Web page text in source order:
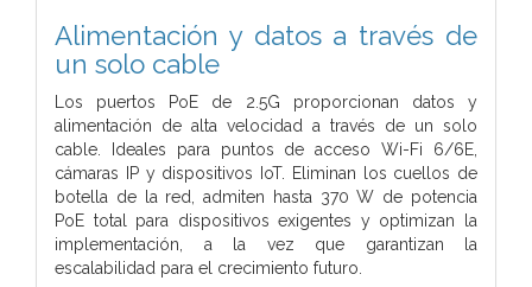
Alimentación y datos a través de
un solo cable
Los puertos PoE de 2.5G proporcionan datos y
alimentación de alta velocidad a través de un solo
cable. Ideales para puntos de acceso Wi-Fi 6/6E,
cámaras IP y dispositivos IoT. Eliminan los cuellos de
botella de la red, admiten hasta 370 W de potencia
PoE total para dispositivos exigentes y optimizan la
implementación, a la vez que garantizan la
escalabilidad para el crecimiento futuro.